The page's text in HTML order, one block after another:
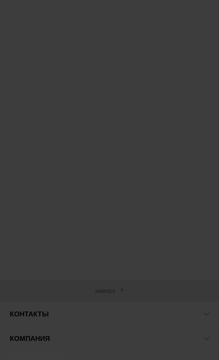
наверх
КОНТАКТЫ
КОМПАНИЯ